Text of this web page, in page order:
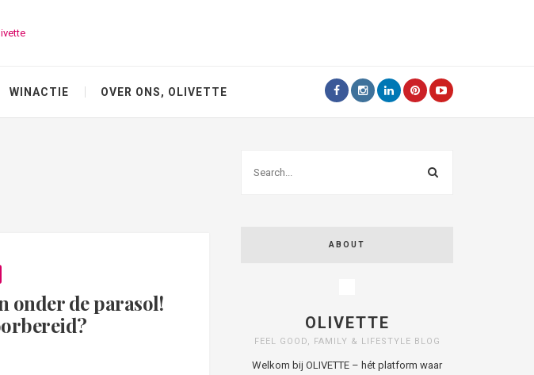
WINACTIE OVER ONS, OLIVETTE
onder de parasol!
ABOUT
OLIVETTE
FEEL GOOD, FAMILY & LIFESTYLE BLOG
Welkom bij OLIVETTE – hét platform waar